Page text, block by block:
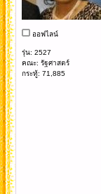
ออฟไลน์
รุ่น: 2527
คณะ: รัฐศาสตร์
กระทู้: 71,885